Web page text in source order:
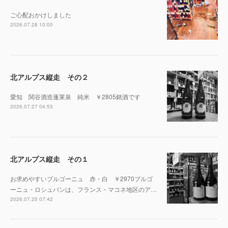
ご心配おかけしました
2026.07.28 10:00
北アルプス縦走 その２
愛知 関谷酒造蓬莱泉 純米 ￥2805銘酒です
2026.07.27 04:53
北アルプス縦走 その１
お求めやすいブルゴーニュ 赤・白 ￥2970ブルゴ
ーニュ・ロシュバンは、フランス・マコネ地区のア…
2026.07.25 07:42